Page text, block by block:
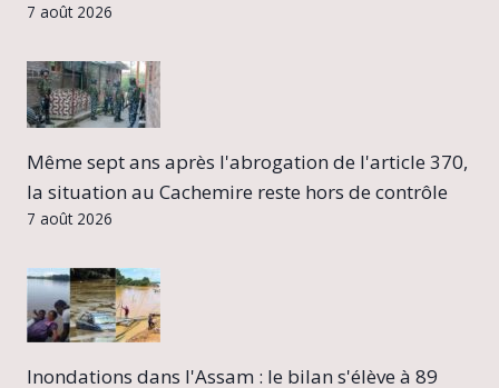
7 août 2026
Même sept ans après l'abrogation de l'article 370,
la situation au Cachemire reste hors de contrôle
7 août 2026
Inondations dans l'Assam : le bilan s'élève à 89